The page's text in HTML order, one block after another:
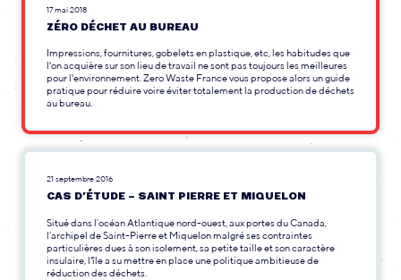
17 mai 2018
ZÉRO DÉCHET AU BUREAU
Impressions, fournitures, gobelets en plastique, etc, les habitudes que
l'on acquière sur son lieu de travail ne sont pas toujours les meilleures
pour l'environnement. Zero Waste France vous propose alors un guide
pratique pour réduire voire éviter totalement la production de déchets
au bureau.
21 septembre 2016
CAS D’ÉTUDE – SAINT PIERRE ET MIQUELON
Situé dans l’océan Atlantique nord-ouest, aux portes du Canada,
l’archipel de Saint-Pierre et Miquelon malgré ses contraintes
particulières dues à son isolement, sa petite taille et son caractère
insulaire, l'île a su mettre en place une politique ambitieuse de
réduction des déchets.